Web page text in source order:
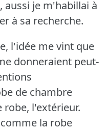
aussi je m'habillai à
à sa recherche.
l'idée me vint que
donneraient peut-
de chambre
l'extérieur.
la robe